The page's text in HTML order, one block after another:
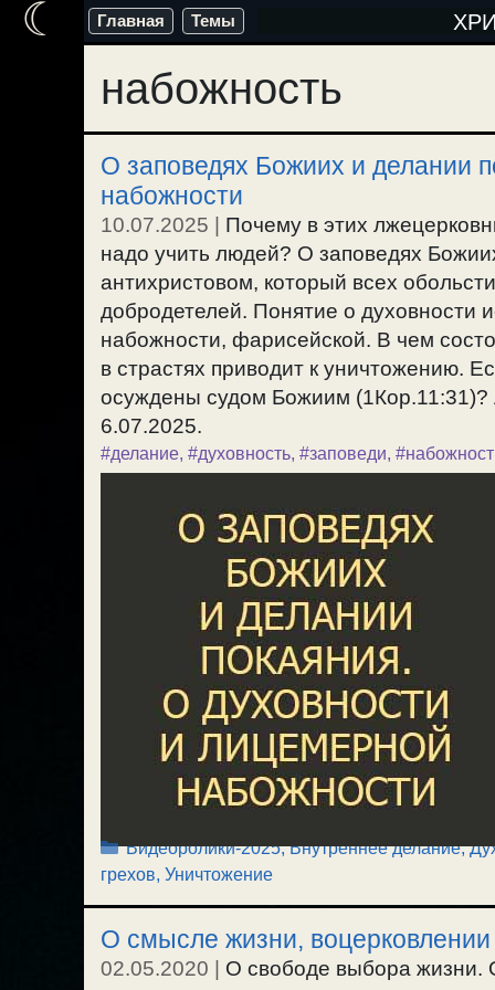
Перейти
содержимому
Главная Темы
набожность
О заповедях Божиих и делании
набожности
10.07.2025
Почему в этих
надо учить людей? О заповедях
антихристовом, который всех
добродетелей. Понятие о
набожности, фарисейской. В чем
в страстях приводит к уничтожению.
осуждены судом Божиим
6.07.2025.
#делание, #духовность, #заповеди,
Рубрики
Видеоролики-2025,Внутреннее делание,
грехов, Уничтожение
О смысле жизни,
02.05.2020 | О свободе выбора жизни.
☾